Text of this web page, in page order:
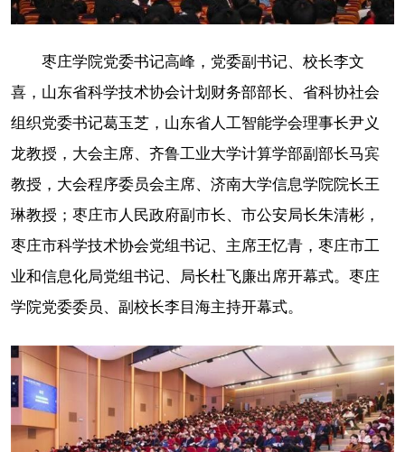
枣庄学院党委书记高峰，党委副书记、校长李文
喜，山东省科学技术协会计划财务部部长、省科协社会
组织党委书记葛玉芝，山东省人工智能学会理事长尹义
龙教授，大会主席、齐鲁工业大学计算学部副部长马宾
教授，大会程序委员会主席、济南大学信息学院院长王
琳教授；枣庄市人民政府副市长、市公安局长朱清彬，
枣庄市科学技术协会党组书记、主席王忆青，枣庄市工
业和信息化局党组书记、局长杜飞廉出席开幕式。枣庄
学院党委委员、副校长李目海主持开幕式。